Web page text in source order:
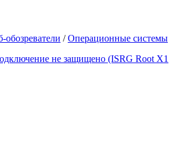
обозреватели /Операционные системы
не защищено (ISRG Root X1